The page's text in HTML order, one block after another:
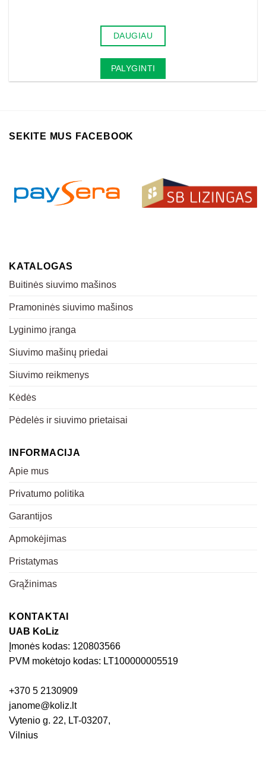
DAUGIAU
PALYGINTI
SEKITE MUS FACEBOOK
KATALOGAS
Buitinės siuvimo mašinos
Pramoninės siuvimo mašinos
Lyginimo įranga
Siuvimo mašinų priedai
Siuvimo reikmenys
Kėdės
Pėdelės ir siuvimo prietaisai
INFORMACIJA
Apie mus
Privatumo politika
Garantijos
Apmokėjimas
Pristatymas
Grąžinimas
KONTAKTAI
UAB KoLiz
Įmonės kodas: 120803566
PVM mokėtojo kodas: LT100000005519
+370 5 2130909
janome@koliz.lt
Vytenio g. 22, LT-03207,
Vilnius